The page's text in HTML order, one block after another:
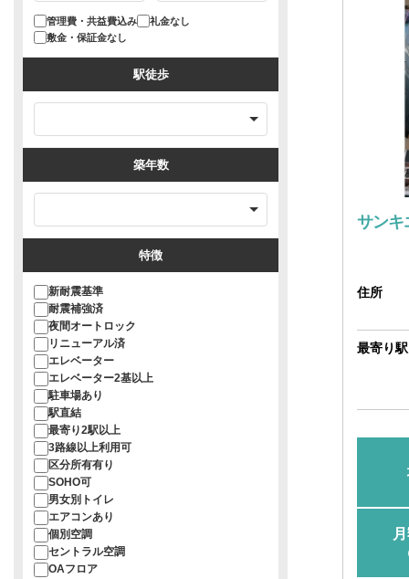
管理費・共益費込み
礼金なし
敷金・保証金なし
駅徒歩
築年数
特徴
新耐震基準
耐震補強済
夜間オートロック
リニューアル済
エレベーター
エレベーター2基以上
駐車場あり
駅直結
最寄り2駅以上
3路線以上利用可
区分所有有り
SOHO可
男女別トイレ
エアコンあり
個別空調
セントラル空調
OAフロア
サンキ
住所
最寄り駅